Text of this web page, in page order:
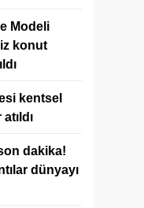
Modeli
konut
kentsel
dakika!
dünyayı